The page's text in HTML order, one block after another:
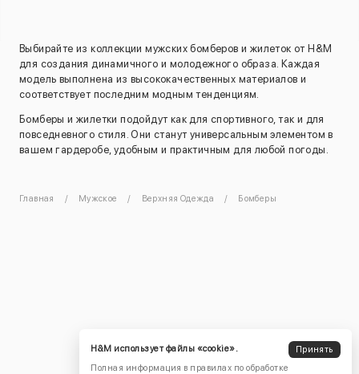
Выбирайте из коллекции мужских бомберов и жилеток от H&M
для создания динамичного и молодежного образа. Каждая
модель выполнена из высококачественных материалов и
соответствует последним модным тенденциям.
Бомберы и жилетки подойдут как для спортивного, так и для
повседневного стиля. Они станут универсальным элементом в
вашем гардеробе, удобным и практичным для любой погоды.
Главная Мужское Верхняя Одежда Бомберы
H&M использует файлы «cookie».
Принять
Полная информация в правилах по обработке